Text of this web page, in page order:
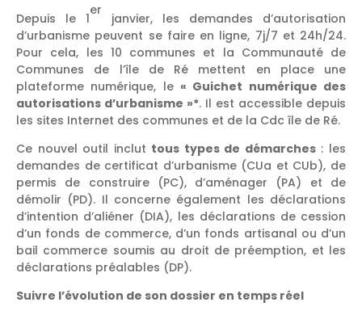
Depuis le 1
er
janvier, les demandes d’autorisation
d’urbanisme peuvent se faire en ligne, 7j/7 et 24h/24.
Pour cela, les 10 communes et la Communauté de
Communes de l’île de Ré mettent en place une
plateforme numérique, le « Guichet numérique des
autorisations d’urbanisme »*. Il est accessible depuis
les sites Internet des communes et de la Cdc île de Ré.
Ce nouvel outil inclut tous types de démarches: les
demandes de certificat d’urbanisme (CUa et CUb), de
permis de construire (PC), d’aménager (PA) et de
démolir (PD). Il concerne également les déclarations
d’intention d’aliéner (DIA), les déclarations de cession
d’un fonds de commerce, d’un fonds artisanal ou d’un
bail commerce soumis au droit de préemption, et les
déclarations préalables (DP).
Suivre l’évolution de son dossier en temps réel